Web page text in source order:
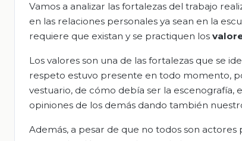
Vamos a analizar las fortalezas del trabajo
en las relaciones personales ya sean en la
requiere que existan y se practiquen los
Los valores son una de las fortalezas que se
respeto estuvo presente en todo momento,
vestuario, de cómo debía ser la
opiniones de los demás dando también
Además, a pesar de que no todos son